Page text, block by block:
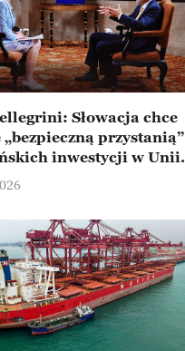
Słowacja chce
„bezpieczną przystanią”
inwestycji w Unii